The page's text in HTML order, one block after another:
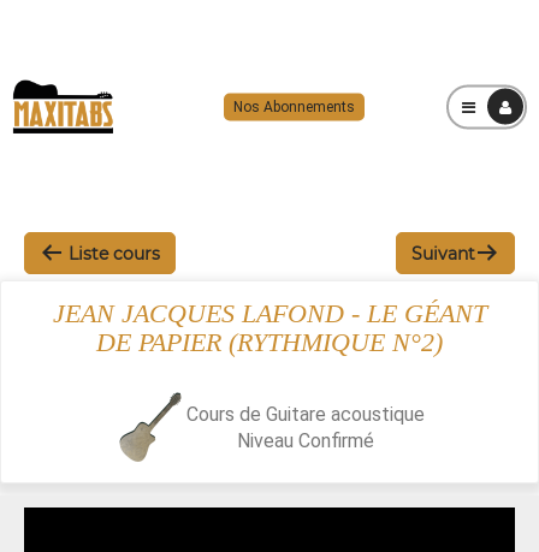
Nos Abonnements MENU
Liste cours Suivant
JEAN JACQUES LAFOND - LE GÉANT
DE PAPIER (RYTHMIQUE N°2)
Cours de Guitare acoustique
Niveau Confirmé